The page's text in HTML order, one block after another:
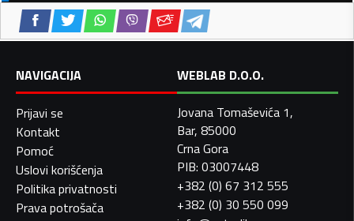
NAVIGACIJA
Prijavi se
Kontakt
Pomoć
Uslovi korišćenja
Politika privatnosti
Prava potrošača
WEBLAB D.O.O.
Jovana Tomaševića 1,
Bar, 85000
Crna Gora
PIB: 03007448
+382 (0) 67 312 555
+382 (0) 30 550 099